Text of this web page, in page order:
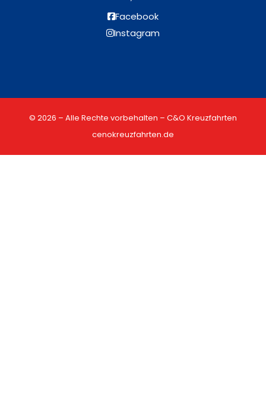
Facebook
Instagram
© 2026 – Alle Rechte vorbehalten – C&O Kreuzfahrten
cenokreuzfahrten.de